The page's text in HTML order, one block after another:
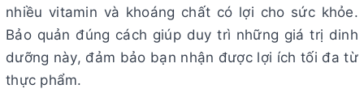
nhiều vitamin và khoáng chất có lợi cho sức khỏe.
Bảo quản đúng cách giúp duy trì những giá trị dinh
dưỡng này, đảm bảo bạn nhận được lợi ích tối đa từ
thực phẩm.